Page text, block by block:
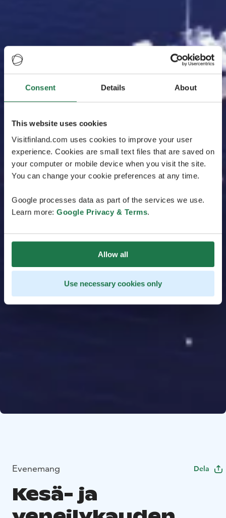
Consent Details About
This website uses cookies
Visitfinland.com uses cookies to improve your user
experience. Cookies are small text files that are saved on
your computer or mobile device when you visit the site.
You can change your cookie preferences at any time.
Google processes data as part of the services we use.
Learn more: Google Privacy & Terms.
Allow all
Use necessary cookies only
Evenemang Dela
Kesä- ja